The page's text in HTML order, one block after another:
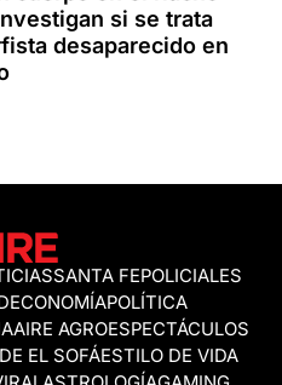
si se trata
desaparecido en
SANTA FEPOLICIALES
ECONOMÍAPOLÍTICA
AIRE AGROESPECTÁCULOS
EL SOFÁESTILO DE VIDA